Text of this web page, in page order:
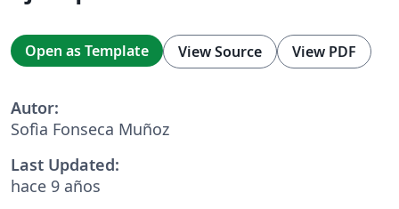
Open as Template View Source View PDF
Autor:
Sofìa Fonseca Muñoz
Last Updated:
hace 9 años